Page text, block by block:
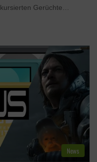
Gerüchte…
News